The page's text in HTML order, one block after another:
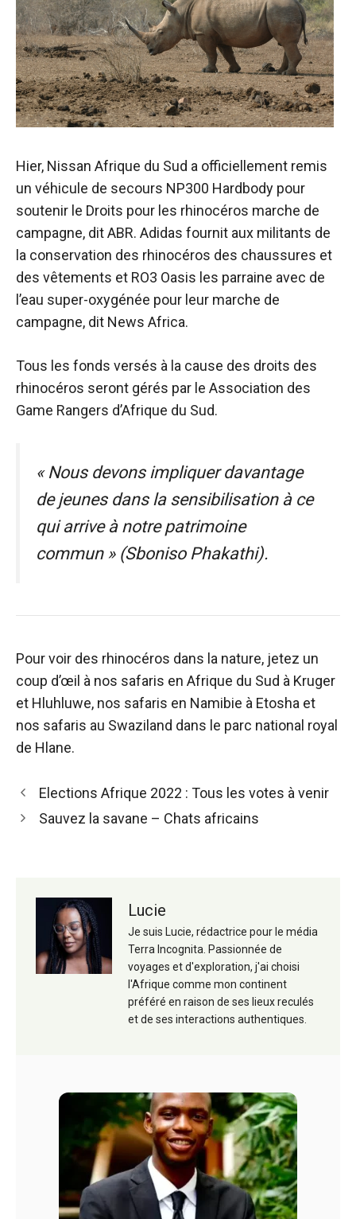
Hier, Nissan Afrique du Sud a officiellement remis
un véhicule de secours NP300 Hardbody pour
soutenir le Droits pour les rhinocéros marche de
campagne, ditABR. Adidas fournit aux militants de
la conservation des rhinocéros des chaussures et
des vêtements et RO3 Oasis les parraine avec de
l’eau super-oxygénée pour leur marche de
campagne, dit News Africa.
Tous les fonds versés à la cause des droits des
rhinocéros seront gérés par le Association des
Game Rangers d’Afrique du Sud.
« Nous devons impliquer davantage
de jeunes dans la sensibilisation à ce
qui arrive à notre patrimoine
commun » (Sboniso Phakathi).
Pour voir des rhinocéros dans la nature, jetez un
coup d’œil à nos safaris en Afrique du Sud à Kruger
et Hluhluwe, nos safaris en Namibie à Etosha et
nos safaris au Swaziland dans le parc national royal
de Hlane.
Navigation
des
Elections Afrique 2022 : Tous les votes à venir
Sauvez la savane – Chats africains
Lucie
Je suis Lucie, rédactrice pour le média
Terra Incognita. Passionnée de
voyages et d'exploration, j'ai choisi
l'Afrique comme mon continent
préféré en raison de ses lieux reculés
et de ses interactions authentiques.